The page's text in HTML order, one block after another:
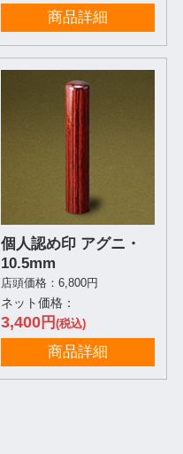
商品詳細
個人認め印 アグニ・
10.5mm
店頭価格：6,800円
ネット価格：
3,400円 (税込)
商品詳細